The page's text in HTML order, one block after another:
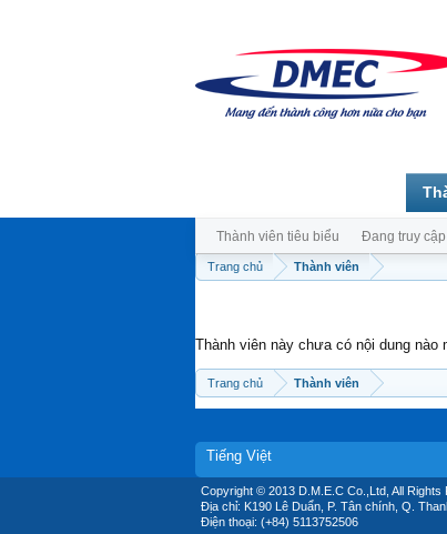
Trang chủ Thành viên
Thành viên này chưa có nội dung nào
Trang chủ Thành viên
Thành viên tiêu biểu Đang truy cập
Tiếng Việt
Copyright © 2013 D.M.E.C Co.,Ltd, All Rights
Địa chỉ: K190 Lê Duẩn, P. Tân chính, Q.
Điện thoại: (+84) 5113752506